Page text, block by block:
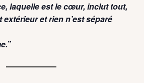
laquelle est le cœur, inclut tout,
et rien n’est séparé
”